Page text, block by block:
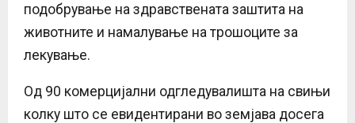
подобрување на здравствената заштита на
животните и намалување на трошоците за
лекување.
Од 90 комерцијални одгледувалишта на свињи
колку што се евидентирани во земјава досега